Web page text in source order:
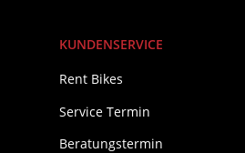
KUNDENSERVICE
Rent Bikes
Service Termin
Beratungstermin